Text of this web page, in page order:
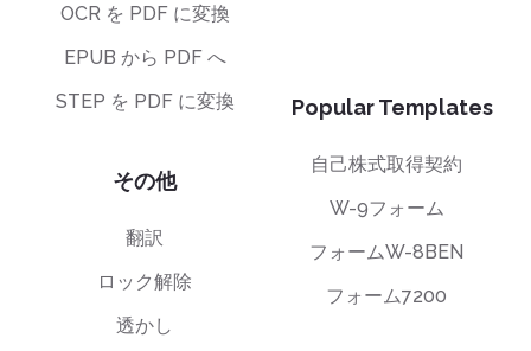
OCR を PDF に変換
EPUB から PDF へ
STEP を PDF に変換
その他
翻訳
ロック解除
透かし
Popular Templates
自己株式取得契約
W-9フォーム
フォームW-8BEN
フォーム7200